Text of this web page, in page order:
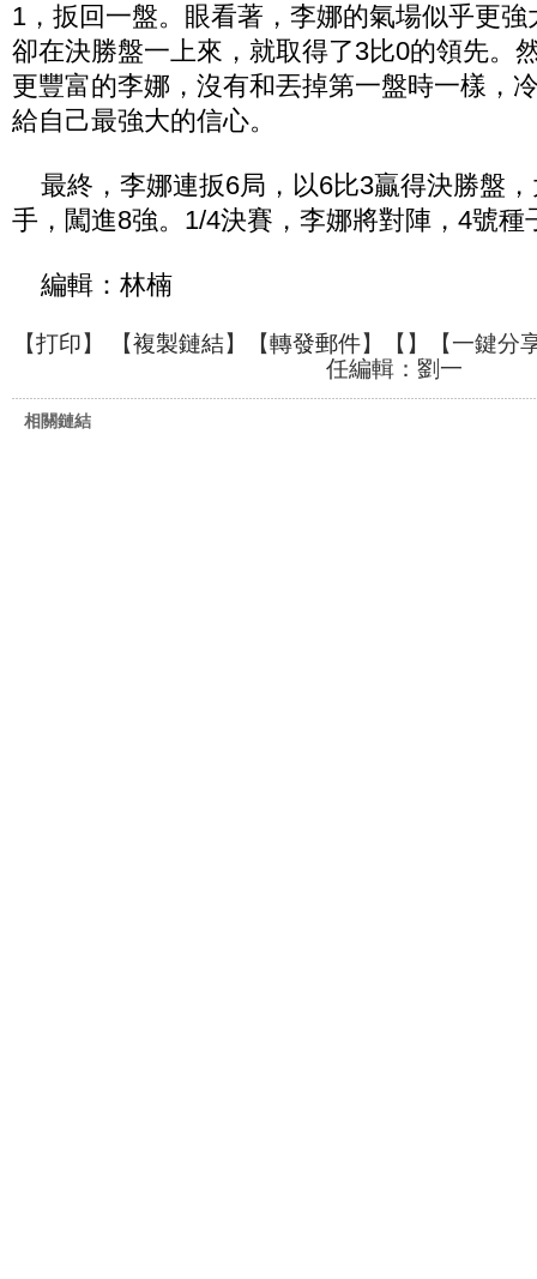
1，扳回一盤。眼看著，李娜的氣場似乎更
卻在決勝盤一上來，就取得了3比0的領先。
更豐富的李娜，沒有和丟掉第一盤時一樣，
給自己最強大的信心。
最終，李娜連扳6局，以6比3贏得決勝盤
手，闖進8強。1/4決賽，李娜將對陣，4號種
編輯：林楠
【打印】 【複製鏈結】【轉發郵件】【 】
【一鍵分
任編輯：劉一
相關鏈結